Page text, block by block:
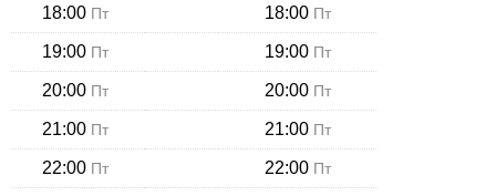
18:00 Пт 18:00 Пт
19:00 Пт 19:00 Пт
20:00 Пт 20:00 Пт
21:00 Пт 21:00 Пт
22:00 Пт 22:00 Пт